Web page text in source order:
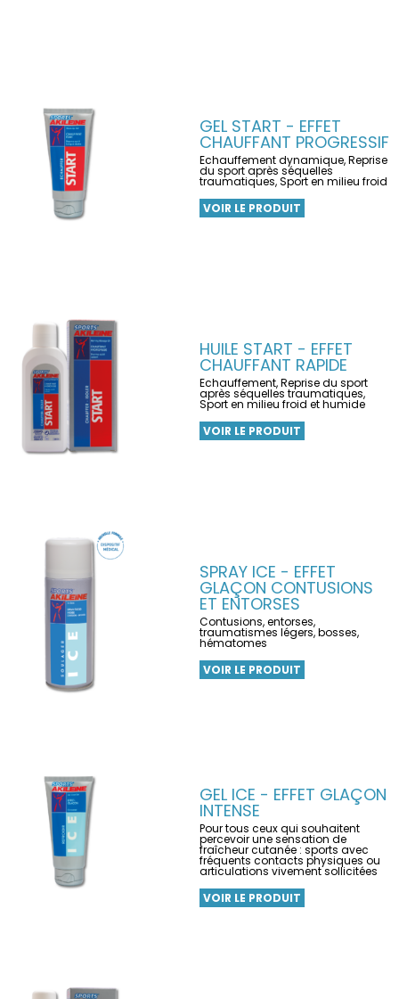
GEL START - EFFET
CHAUFFANT PROGRESSIF
Echauffement dynamique, Reprise
du sport après séquelles
traumatiques, Sport en milieu froid
VOIR LE PRODUIT
HUILE START - EFFET
CHAUFFANT RAPIDE
Echauffement, Reprise du sport
après séquelles traumatiques,
Sport en milieu froid et humide
VOIR LE PRODUIT
SPRAY ICE - EFFET
GLAÇON CONTUSIONS
ET ENTORSES
Contusions, entorses,
traumatismes légers, bosses,
hématomes
VOIR LE PRODUIT
GEL ICE - EFFET GLAÇON
INTENSE
Pour tous ceux qui souhaitent
percevoir une sensation de
fraîcheur cutanée : sports avec
fréquents contacts physiques ou
articulations vivement sollicitées
VOIR LE PRODUIT